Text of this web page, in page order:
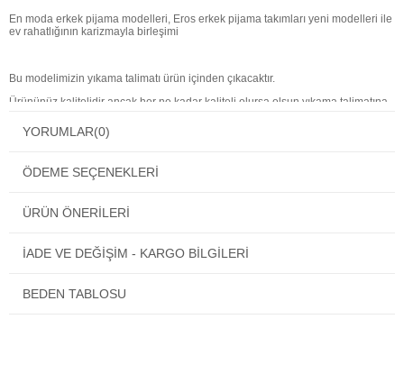
En moda erkek pijama modelleri, Eros erkek pijama takımları yeni modelleri ile
ev rahatlığının karizmayla birleşimi
Bu modelimizin yıkama talimatı ürün içinden çıkacaktır.
Ürününüz kalitelidir ancak her ne kadar kaliteli olursa olsun yıkama talimatına
YORUMLAR(0)
ÖDEME SEÇENEKLERI
ÜRÜN ÖNERILERI
İADE VE DEĞİŞİM - KARGO BİLGİLERİ
BEDEN TABLOSU